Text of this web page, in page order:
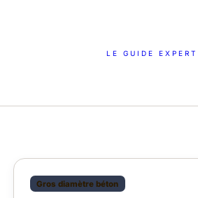
LE GUIDE
Gros diamètre béton